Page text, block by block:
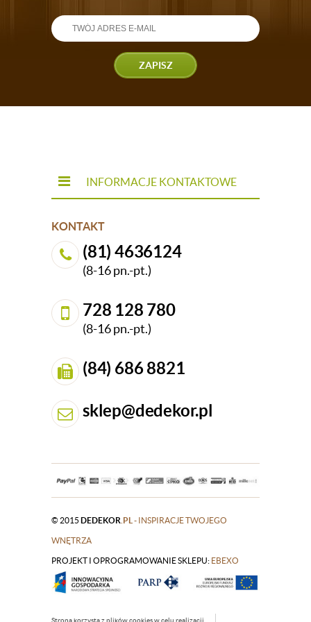
ZAPISZ
INFORMACJE KONTAKTOWE
KONTAKT
(81) 4636124
(8-16 pn.-pt.)
728 128 780
(8-16 pn.-pt.)
(84) 686 8821
sklep@dedekor.pl
© 2015 DEDEKOR .PL - INSPIRACJE TWOJEGO
WNĘTRZA
|
PROJEKT I OPROGRAMOWANIE SKLEPU: EBEXO
Strona korzysta z plików cookies w celu realizacji